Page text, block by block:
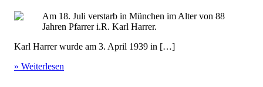
Am 18. Juli verstarb in München im Alter von 88
Jahren Pfarrer i.R. Karl Harrer.
Karl Harrer wurde am 3. April 1939 in […]
» Weiterlesen